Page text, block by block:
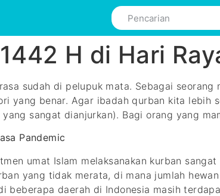
H di Hari
sudah di pelupuk mata. Sebagai
yang benar. Agar ibadah qurban kita lebih
yang sangat dianjurkan). Bagi orang yang
Pandemic
umat Islam melaksanakan kurban
yang tidak merata, di mana jumlah
beberapa daerah di Indonesia masih